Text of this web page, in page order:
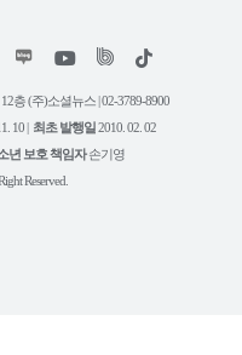
위
트
유
튜
틱
층 (주)소셜뉴스 | 02-3789-8900
10 | 최초 발행일2010. 02. 02
년 보호 책임자손기영
Reserved.